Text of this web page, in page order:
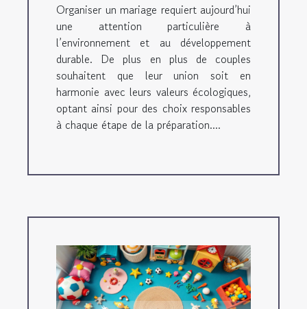
Organiser un mariage requiert aujourd’hui
une attention particulière à
l’environnement et au développement
durable. De plus en plus de couples
souhaitent que leur union soit en
harmonie avec leurs valeurs écologiques,
optant ainsi pour des choix responsables
à chaque étape de la préparation....